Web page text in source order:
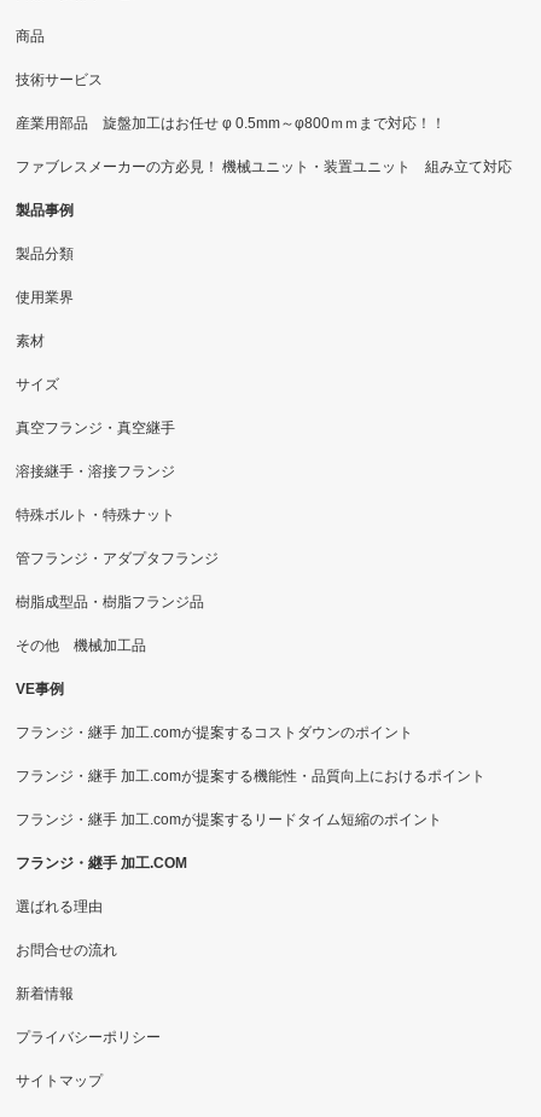
商品
技術サービス
産業用部品 旋盤加工はお任せ φ 0.5mm～φ800ｍｍまで対応！！
ファブレスメーカーの方必見！ 機械ユニット・装置ユニット 組み立て対応
製品事例
製品分類
使用業界
素材
サイズ
真空フランジ・真空継手
溶接継手・溶接フランジ
特殊ボルト・特殊ナット
管フランジ・アダプタフランジ
樹脂成型品・樹脂フランジ品
その他 機械加工品
VE事例
フランジ・継手 加工.comが提案するコストダウンのポイント
フランジ・継手 加工.comが提案する機能性・品質向上におけるポイント
フランジ・継手 加工.comが提案するリードタイム短縮のポイント
フランジ・継手 加工.COM
選ばれる理由
お問合せの流れ
新着情報
プライバシーポリシー
サイトマップ